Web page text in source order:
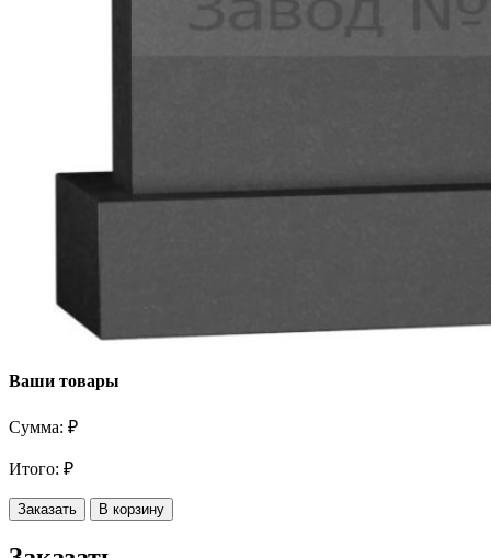
Ваши товары
Сумма: ₽
Итого: ₽
Заказать В корзину